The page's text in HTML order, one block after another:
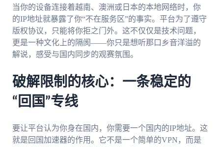
当你的设备连接着越南、澳洲或日本的本地网络时，你
的IP地址就暴露了你“不在服务区”的事实。平台为了遵守
版权协议，只能将你拒之门外。这不仅仅是技术问题，
更是一种文化上的隔阂——你只是想听那口乡音洋溢的
解说，感受与国内同步的观赛氛围。
破解限制的核心：一条稳定的
“回国”专线
要让平台认为你身在国内，你需要一个国内的IP地址。这
就是回国加速器的作用。它不是一个简单的VPN，而是